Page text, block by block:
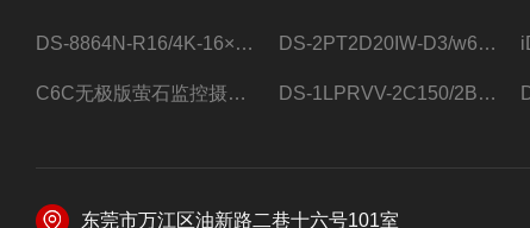
DS-8864N-R16/4K-16×4T/希捷16盘位录像机 DS-2PT2D20IW-D3/w64路高清硬盘录像机
C6C无极版萤石监控摄像头 DS-1LPRVV-2C150/2B监控室外夜视高清电源线护套线200米/卷
东莞市万江区油新路二巷十六号101室